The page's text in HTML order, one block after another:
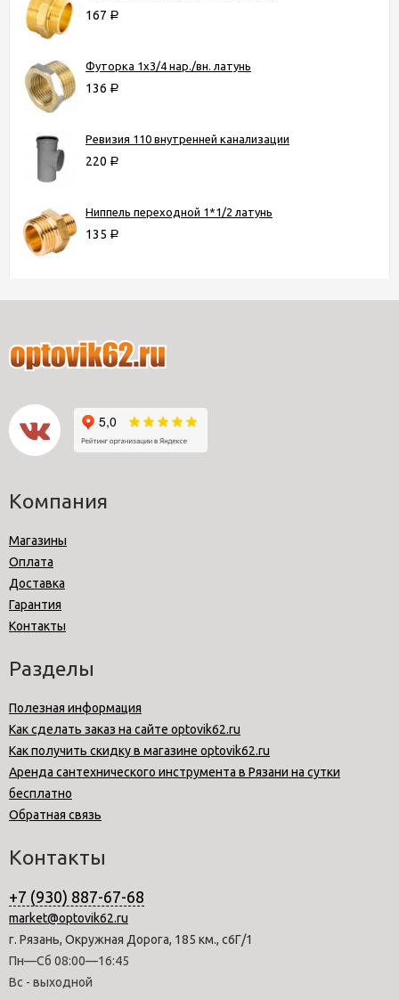
167 Р
Футорка 1х3/4 нар./вн. латунь
136 Р
Ревизия 110 внутренней канализации
220 Р
Ниппель переходной 1*1/2 латунь
135 Р
Компания
Магазины
Оплата
Доставка
Гарантия
Контакты
Разделы
Полезная информация
Как сделать заказ на сайте optovik62.ru
Как получить скидку в магазине optovik62.ru
Аренда сантехнического инструмента в Рязани на сутки
бесплатно
Обратная связь
Контакты
+7 (930) 887-67-68
market@optovik62.ru
г. Рязань, Окружная Дорога, 185 км., с6Г/1
Пн—Сб 08:00—16:45
Вс - выходной